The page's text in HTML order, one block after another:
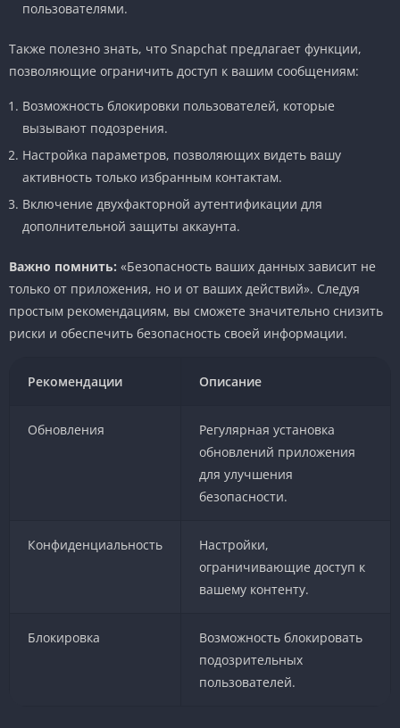
пользователями.
Также полезно знать, что Snapchat предлагает функции,
позволяющие ограничить доступ к вашим сообщениям:
Возможность блокировки пользователей, которые
вызывают подозрения.
Настройка параметров, позволяющих видеть вашу
активность только избранным контактам.
Включение двухфакторной аутентификации для
дополнительной защиты аккаунта.
Важно помнить: «Безопасность ваших данных зависит не
только от приложения, но и от ваших действий». Следуя
простым рекомендациям, вы сможете значительно снизить
риски и обеспечить безопасность своей информации.
Рекомендации Описание
Обновления
Регулярная установка
обновлений приложения
для улучшения
безопасности.
Конфиденциальность
Настройки,
ограничивающие доступ к
вашему контенту.
Блокировка
Возможность блокировать
подозрительных
пользователей.